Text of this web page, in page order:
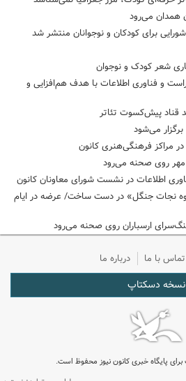
همدان می‌رود
شعر کودک و نوجوان
و فناوری اطلاعات با هدف هم‌افزایی و
قناد پیش‌کسوت تئاتر
می‌شود
مهر روی صحنه می‌رود
اطلاعات در نشست شورای معاونان کانون
نجات جنگل» در دست ساخت/ عرضه در ایام
ارسباران روی صحنه می‌رود
تماس با ما درباره ما
نسخه دسکتاپ
پایگاه خبری کانون نیوز محفوظ است.